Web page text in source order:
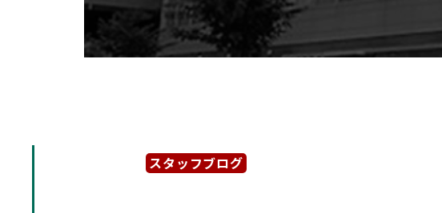
スタッフブログ